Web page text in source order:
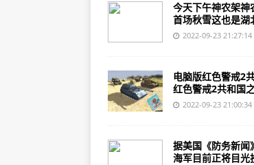
第二次世界大战：
他们是中国第一批
日本第一女间谍，
女儿成为空军八一
车窗升降或不灵敏
57G游戏网带你领
今天下午神农架神
首场秋雪这也是湖
2022-09-23 21:27:14
电脑版红色警戒2
红色警戒2共和国
2022-09-23 21:00:34
据美国《防务新闻
海军目前正将目光